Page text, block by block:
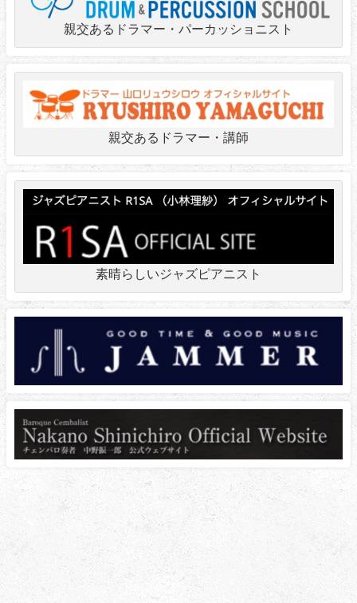
親交あるドラマー・パーカッショニスト
親交あるドラマー・講師
素晴らしいジャズピアニスト